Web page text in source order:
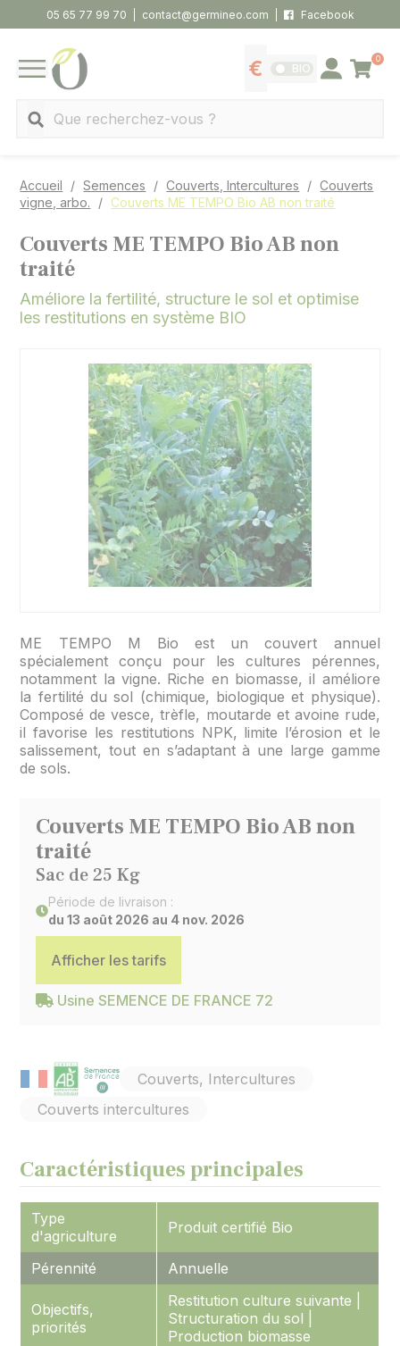
05 65 77 99 70 contact@germineo.com Facebook
MENU
Afficher les tarifs
BIO Se connecter
0
Panier
Accueil Semences Couverts, Intercultures
Couverts
vigne, arbo.
Couverts ME TEMPO Bio AB non traité
Couverts ME TEMPO Bio AB non
traité
Améliore la fertilité, structure le sol et optimise
les restitutions en système BIO
ME TEMPO M Bio est un couvert annuel
spécialement conçu pour les cultures pérennes,
notamment la vigne. Riche en biomasse, il améliore
la fertilité du sol (chimique, biologique et physique).
Composé de vesce, trèfle, moutarde et avoine rude,
il favorise les restitutions NPK, limite l’érosion et le
salissement, tout en s’adaptant à une large gamme
de sols.
Couverts ME TEMPO Bio AB non
traité
Sac de 25 Kg
Période de livraison :
du 13 août 2026 au 4 nov. 2026
Afficher les tarifs
Usine SEMENCE DE FRANCE 72
Couverts, Intercultures
Couverts intercultures
Caractéristiques principales
Type
d'agriculture
Produit certifié Bio
Pérennité Annuelle
Objectifs,
priorités
Restitution culture suivante |
Structuration du sol |
Production biomasse
Panneau de gestion des cookies